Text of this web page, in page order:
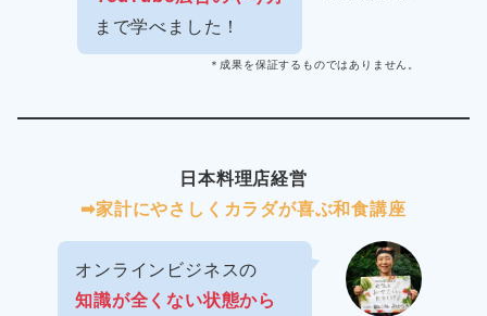
まで学べました！
＊成果を保証するものではありません。
日本料理店経営
➡︎家計にやさしくカラダが喜ぶ和食講座
オンラインビジネスの
知識が全くない状態から